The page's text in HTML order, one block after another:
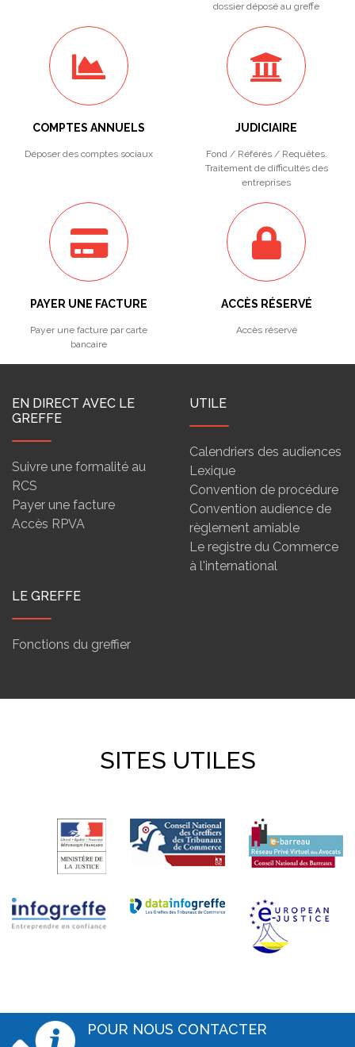
dossier déposé au greffe
COMPTES ANNUELS
Déposer des comptes sociaux
JUDICIAIRE
Fond / Référés / Requêtes.
Traitement de difficultés des
entreprises
PAYER UNE FACTURE
Payer une facture par carte
bancaire
ACCÈS RÉSERVÉ
Accès réservé
EN DIRECT AVEC LE
GREFFE
Suivre une formalité au
RCS
Payer une facture
Accès RPVA
UTILE
Calendriers des audiences
Lexique
Convention de procédure
Convention audience de
règlement amiable
Le registre du Commerce
à l'international
LE GREFFE
Fonctions du greffier
SITES UTILES
POUR NOUS CONTACTER